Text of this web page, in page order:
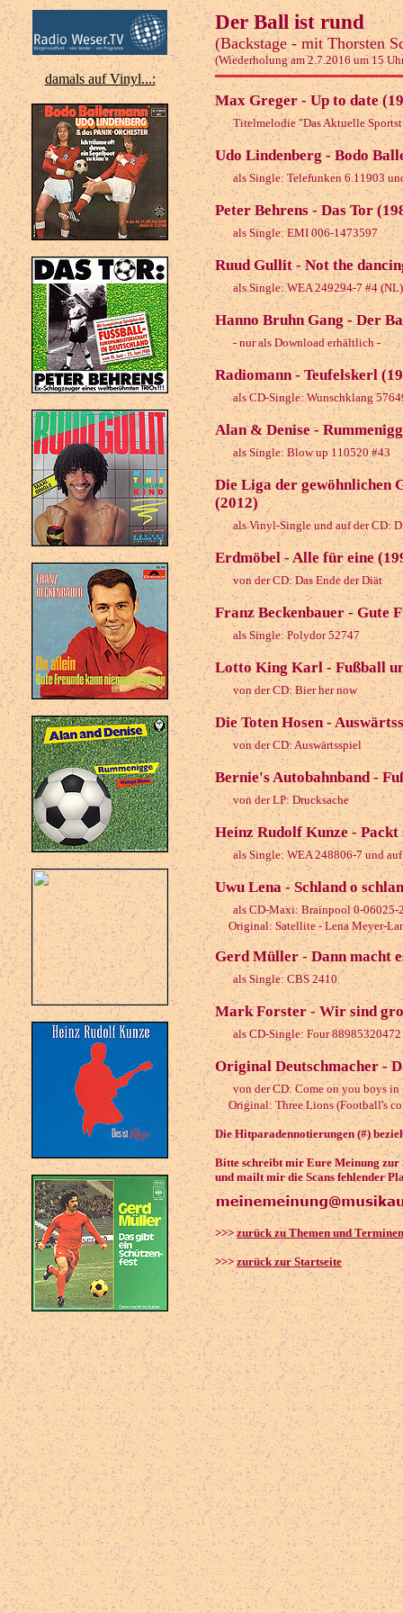
damals auf Vinyl...:
Der Ball ist rund
(Backstage - mit Thorsten
(Wiederholung am 2.7.2016 um 15
Max Greger - Up to date
Titelmelodie "Das Aktuelle
Udo Lindenberg - Bodo
als Single: Telefunken 6.11903
Peter Behrens - Das Tor
als Single: EMI 006-1473597
Ruud Gullit - Not the
als Single: WEA 249294-7 #4 (NL)
Hanno Bruhn Gang - Der
- nur als Download erhältlich -
Radiomann - Teufelskerl
als CD-Single: Wunschklang
Alan & Denise -
als Single: Blow up 110520 #43
Die Liga der gewöhnlichen
(2012)
als Vinyl-Single und auf der CD:
Erdmöbel - Alle für eine
von der CD: Das Ende der Diät
Franz Beckenbauer - Gute
als Single: Polydor 52747
Lotto King Karl - Fußball
von der CD: Bier her now
Die Toten Hosen -
von der CD: Auswärtsspiel
Bernie's Autobahnband -
von der LP: Drucksache
Heinz Rudolf Kunze -
als Single: WEA 248806-7 und
Uwu Lena - Schland o
als CD-Maxi: Brainpool 0-06025-
Original: Satellite - Lena Meyer-
Gerd Müller - Dann macht
als Single: CBS 2410
Mark Forster - Wir sind
als CD-Single: Four
Original Deutschmacher -
von der CD: Come on you boys in
Original: Three Lions (Football's
Die Hitparadennotierungen (#)
Bitte schreibt mir Eure Meinung zur
und mailt mir die Scans fehlender
>>>zurück zu Themen und Terminen
>>>zurück zur Startseite